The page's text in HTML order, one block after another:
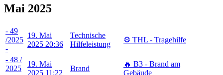
Mai 2025
- 49
/2025
-
19. Mai
2025 20:36
Technische
Hilfeleistung
⚙️ THL - Tragehilfe
- 48 /
2025
19. Mai
2025 11:22
Brand
🔥 B3 - Brand am
Gebäude